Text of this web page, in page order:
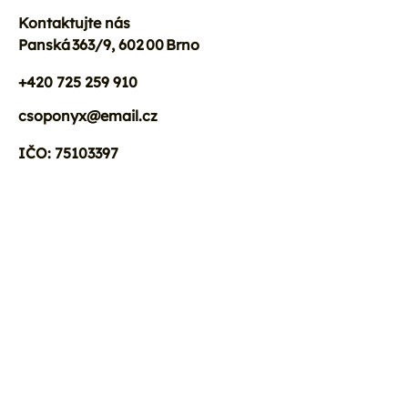
Kontaktujte nás
Panská 363/9, 602 00 Brno
+420 725 259 910
csoponyx@email.cz
IČO: 75103397